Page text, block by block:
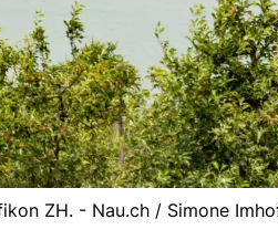
ZH. - Nau.ch / Simone